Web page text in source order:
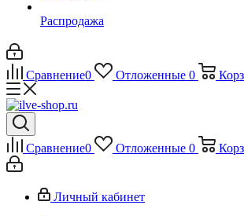
Распродажа
Сравнение0 Отложенные 0
Сравнение0 Отложенные 0
Личный кабинет